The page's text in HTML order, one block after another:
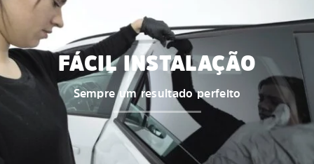
FÁCIL INSTALAÇÃO
Sempre um resultado perfeito